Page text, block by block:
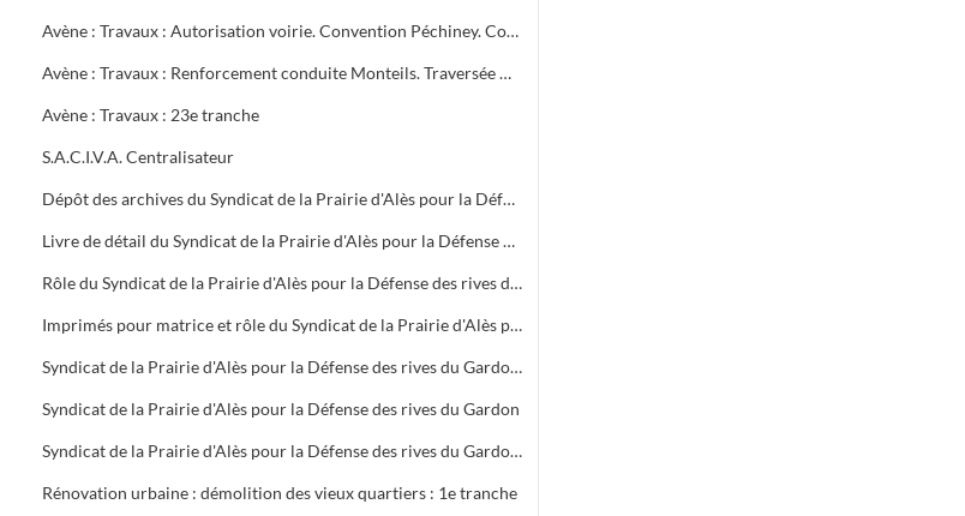
Avène : Travaux : Autorisation voirie. Convention Péchiney. Contentieux C.G.E.E. Alsthom
Avène : Travaux : Renforcement conduite Monteils. Traversée Gardon Cendras Saint-Privat-des-Vieux : 22e tranche
Avène : Travaux : 23e tranche
S.A.C.I.V.A. Centralisateur
Dépôt des archives du Syndicat de la Prairie d'Alès pour la Défense des rives du Gardon dissous, dans le local des archives de la mairie
Livre de détail du Syndicat de la Prairie d'Alès pour la Défense des rives du Gardon
Rôle du Syndicat de la Prairie d'Alès pour la Défense des rives du Gardon
Imprimés pour matrice et rôle du Syndicat de la Prairie d'Alès pour la Défense des rives du Gardon
Syndicat de la Prairie d'Alès pour la Défense des rives du Gardon : dépenses et recettes, travaux, matrice et rôle du syndicat
Syndicat de la Prairie d'Alès pour la Défense des rives du Gardon
Syndicat de la Prairie d'Alès pour la Défense des rives du Gardon : réparations des dégâts causées par les crues de 1953 - 1954, compte rendu de réunions, correspondance, dissolution du 25 juin 1971
Rénovation urbaine : démolition des vieux quartiers : 1e tranche